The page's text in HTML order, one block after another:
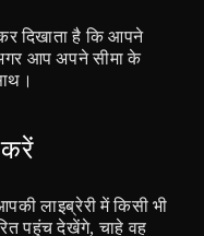
दिखाता है कि आपने
आप अपने सीमा के
लाइब्रेरी में किसी भी